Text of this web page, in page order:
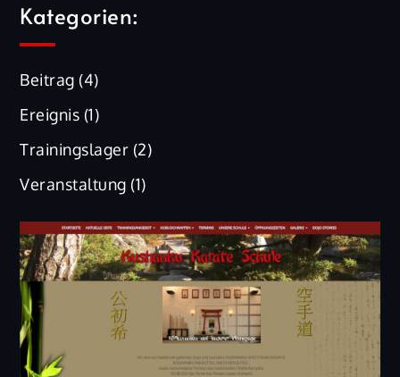
Kategorien:
Beitrag (4)
Ereignis (1)
Trainingslager (2)
Veranstaltung (1)